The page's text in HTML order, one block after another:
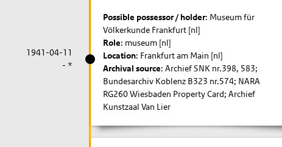
1941-04-11
- *
Possible possessor / holder: Museum für
Völkerkunde Frankfurt [nl]
Role: museum [nl]
Location: Frankfurt am Main [nl]
Archival source: Archief SNK nr.398, 583;
Bundesarchiv Koblenz B323 nr.574; NARA
RG260 Wiesbaden Property Card; Archief
Kunstzaal Van Lier